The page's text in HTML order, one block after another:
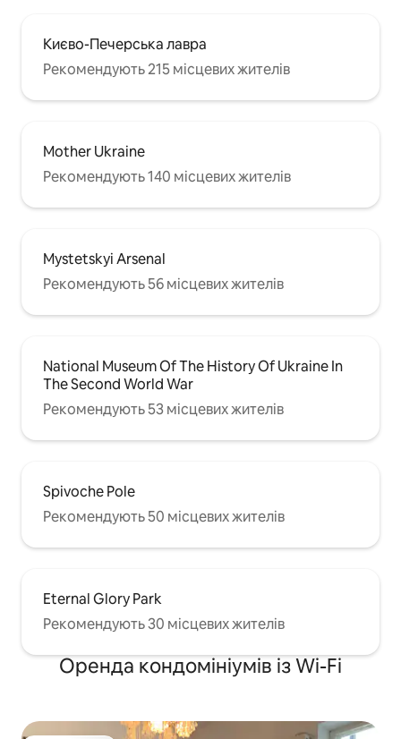
Києво-Печерська лавра
Рекомендують 215 місцевих жителів
Mother Ukraine
Рекомендують 140 місцевих жителів
Mystetskyi Arsenal
Рекомендують 56 місцевих жителів
National Museum Of The History Of Ukraine In
The Second World War
Рекомендують 53 місцевих жителів
Spivoche Pole
Рекомендують 50 місцевих жителів
Eternal Glory Park
Рекомендують 30 місцевих жителів
Оренда кондомініумів із Wi-Fi